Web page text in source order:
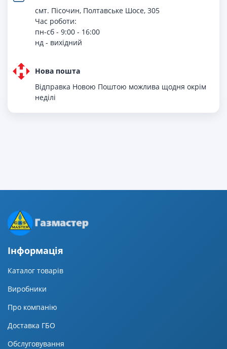
смт. Пісочин, Полтавське Шосе, 305
Час роботи:
пн-сб - 9:00 - 16:00
нд - вихiдний
Нова пошта
Відправка Новою Поштою можлива щодня окрім
неділі
Iнформацiя
Каталог товарів
Виробники
Про компанію
Доставка ГБО
Обслуговування